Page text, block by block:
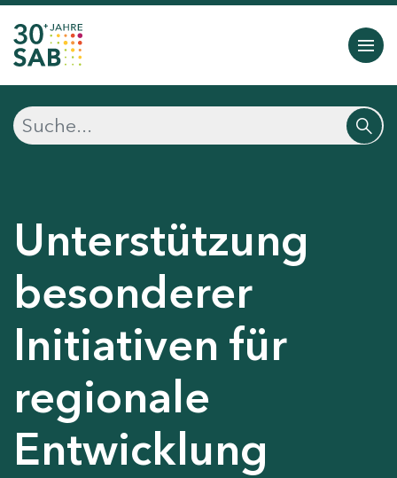
Unterstützung
besonderer
Initiativen für
regionale
Entwicklung